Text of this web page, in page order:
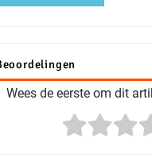
Wees de eerste om dit